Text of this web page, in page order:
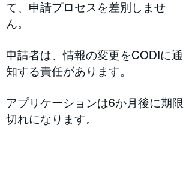
て、申請プロセスを差別しませ
ん。
申請者は、情報の変更をCODIに通
知する責任があります。
アプリケーションは6か月後に期限
切れになります。